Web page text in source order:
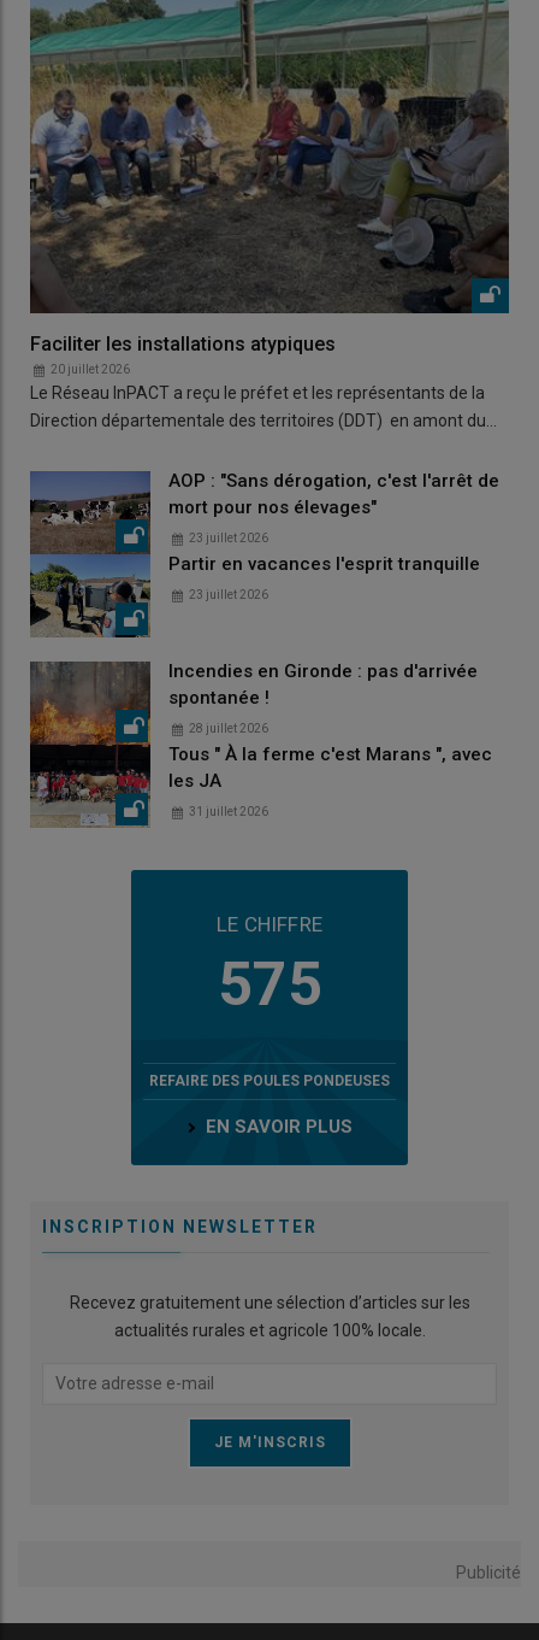
Faciliter les installations atypiques
20 juillet 2026
Le Réseau InPACT a reçu le préfet et les représentants de la
Direction départementale des territoires (DDT) en amont du…
AOP : "Sans dérogation, c'est l'arrêt de
mort pour nos élevages"
23 juillet 2026
Partir en vacances l'esprit tranquille
23 juillet 2026
Incendies en Gironde : pas d'arrivée
spontanée !
28 juillet 2026
Tous " À la ferme c'est Marans ", avec
les JA
31 juillet 2026
LE CHIFFRE
575
REFAIRE DES POULES PONDEUSES
EN SAVOIR PLUS
INSCRIPTION NEWSLETTER
Recevez gratuitement une sélection d’articles sur les
actualités rurales et agricole 100% locale.
Publicité